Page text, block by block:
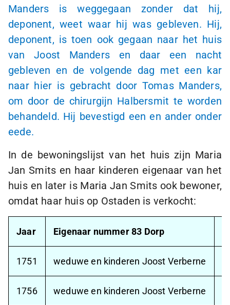
Manders is weggegaan zonder dat hij,
deponent, weet waar hij was gebleven. Hij,
deponent, is toen ook gegaan naar het huis
van Joost Manders en daar een nacht
gebleven en de volgende dag met een kar
naar hier is gebracht door Tomas Manders,
om door de chirurgijn Halbersmit te worden
behandeld. Hij bevestigd een en ander onder
eede.
In de bewoningslijst van het huis zijn Maria
Jan Smits en haar kinderen eigenaar van het
huis en later is Maria Jan Smits ook bewoner,
omdat haar huis op Ostaden is verkocht:
Jaar Eigenaar nummer 83 Dorp
1751 weduwe en kinderen Joost Verberne
1756 weduwe en kinderen Joost Verberne